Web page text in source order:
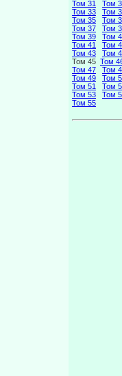
Том 31
Том
Том 33
Том
Том 35
Том
Том 37
Том
Том 39
Том
Том 41
Том
Том 43
Том
Том 45 Том
Том 47
Том
Том 49
Том
Том 51
Том
Том 53
Том
Том 55